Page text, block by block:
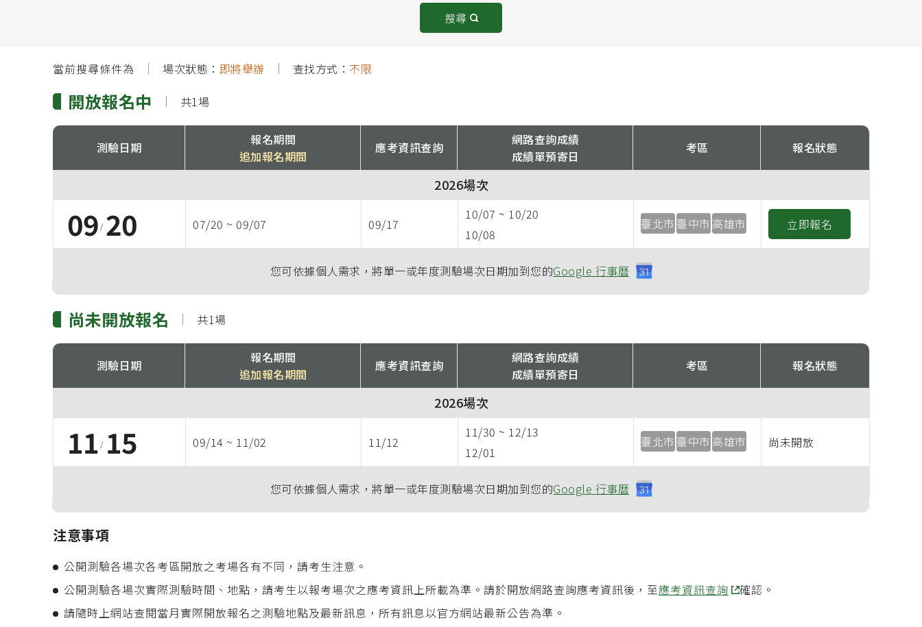
搜尋
當前搜尋條件為 場次狀態： 即將舉辦 查找方式： 不限
開放報名中 共1場
測驗日期
報名期間
追加報名期間
應考資訊查詢
網路查詢成績
成績單預寄日
考區 報名狀態
2026場次
09/ 20 07/20 ~ 09/07 09/17
10/07 ~ 10/20
10/08
臺北市臺中市 高雄市 立即報名
您可依據個人需求，將單一或年度測驗場次日期加到您的Google 行事曆
尚未開放報名 共1場
測驗日期
報名期間
追加報名期間
應考資訊查詢
網路查詢成績
成績單預寄日
考區 報名狀態
2026場次
11 / 15 09/14 ~ 11/02 11/12
11/30 ~ 12/13
12/01
臺北市臺中市 高雄市 尚未開放
您可依據個人需求，將單一或年度測驗場次日期加到您的Google 行事曆
注意事項
公開測驗各場次各考區開放之考場各有不同，請考生注意。
公開測驗各場次實際測驗時間、地點，請考生以報考場次之應考資訊上所載為準。請於開放網路查詢應考資訊後，至應考資訊查詢
確認。
請隨時上網站查閱當月實際開放報名之測驗地點及最新訊息，所有訊息以官方網站最新公告為準。